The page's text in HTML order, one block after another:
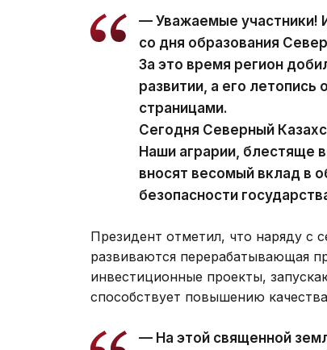
— Уважаемые участники!
со дня образования
За это время регион
развитии, а его
страницами.
Сегодня Северный
Наши аграрии, блестяще
вносят весомый вклад в
безопасности
Президент отметил, что наряду с
развиваются перерабатывающая
инвестиционные проекты,
способствует повышению
— На этой священной